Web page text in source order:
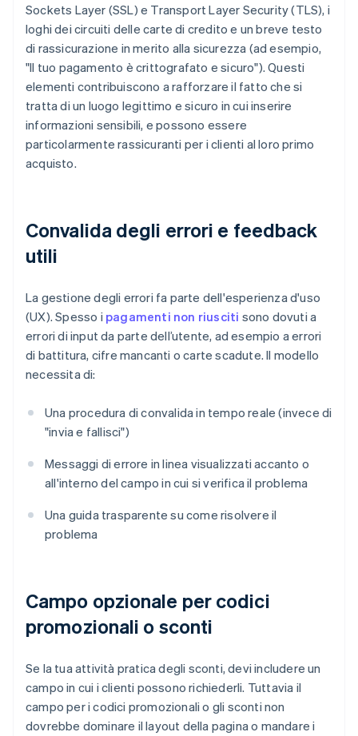
Sockets Layer (SSL) e Transport Layer Security (TLS), i
loghi dei circuiti delle carte di credito e un breve testo
di rassicurazione in merito alla sicurezza (ad esempio,
"Il tuo pagamento è crittografato e sicuro"). Questi
elementi contribuiscono a rafforzare il fatto che si
tratta di un luogo legittimo e sicuro in cui inserire
informazioni sensibili, e possono essere
particolarmente rassicuranti per i clienti al loro primo
acquisto.
Convalida degli errori e feedback
utili
La gestione degli errori fa parte dell'esperienza d'uso
(UX). Spesso i pagamenti non riusciti sono dovuti a
errori di input da parte dell’utente, ad esempio a errori
di battitura, cifre mancanti o carte scadute. Il modello
necessita di:
Una procedura di convalida in tempo reale (invece di
"invia e fallisci")
Messaggi di errore in linea visualizzati accanto o
all'interno del campo in cui si verifica il problema
Una guida trasparente su come risolvere il
problema
Campo opzionale per codici
promozionali o sconti
Se la tua attività pratica degli sconti, devi includere un
campo in cui i clienti possono richiederli. Tuttavia il
campo per i codici promozionali o gli sconti non
dovrebbe dominare il layout della pagina o mandare i